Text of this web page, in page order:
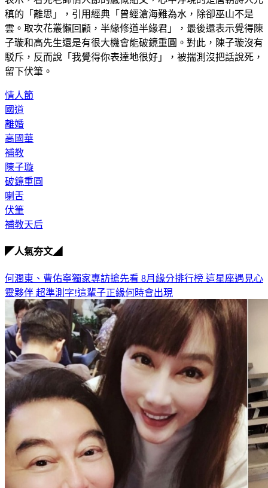
稹的「離思」，引用經典「曾經滄海難為水，除卻巫山不是
雲。取次花叢懶回顧，半緣修道半緣君」，最後還表示覺得陳
子璇和高先生還是有很大機會能破鏡重圓。對此，陳子璇沒有
駁斥，反而說「我覺得你表達地很好」，被揣測沒把話說死，
留下伏筆。
情人節
國道
離婚
高國華
補教
陳子璇
破鏡重圓
喇舌
伏筆
補教天后
◤人氣夯文◢
何潤東、曹佑寧獨家專訪搶先看 8月緣分排行榜 這星座遇見心
靈夥伴 超準測字!這輩子正緣何時會出現